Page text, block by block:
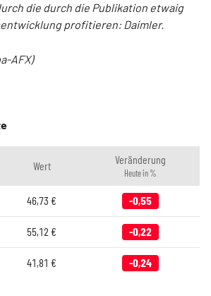
die durch die Publikation etwaig
profitieren: Daimler.
AFX)
Wert Veränderung
Heute in %
46,73 € -0,55
55,12 € -0,22
41,81 € -0,24